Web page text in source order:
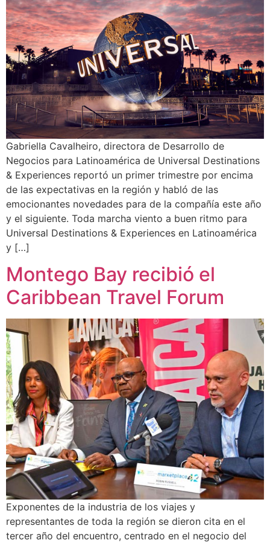
Gabriella Cavalheiro, directora de Desarrollo de
Negocios para Latinoamérica de Universal Destinations
& Experiences reportó un primer trimestre por encima
de las expectativas en la región y habló de las
emocionantes novedades para de la compañía este año
y el siguiente. Toda marcha viento a buen ritmo para
Universal Destinations & Experiences en Latinoamérica
y […]
Montego Bay recibió el
Caribbean Travel Forum
Exponentes de la industria de los viajes y
representantes de toda la región se dieron cita en el
tercer año del encuentro, centrado en el negocio del